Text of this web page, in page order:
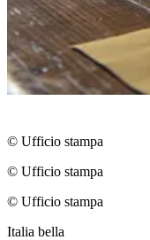
© Ufficio stampa
© Ufficio stampa
© Ufficio stampa
Italia bella